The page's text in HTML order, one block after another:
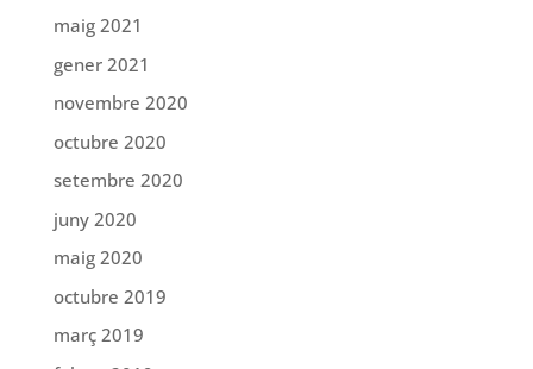
maig 2021
gener 2021
novembre 2020
octubre 2020
setembre 2020
juny 2020
maig 2020
octubre 2019
març 2019